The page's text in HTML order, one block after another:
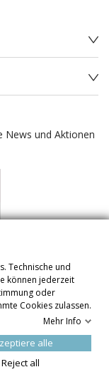
News und Aktionen
Technische und
können jederzeit
oder
Cookies zulassen.
Mehr Info
alle
Reject all